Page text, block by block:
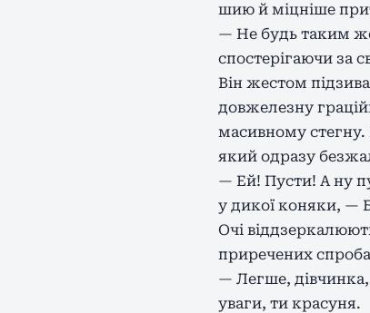
шию й міцніше
— Не будь таким
спостерігаючи за
Він жестом
довжелезну
масивному стегну.
який одразу
— Ей! Пусти! А ну
у дикої коняки, —
Очі
приречених
— Легше,
уваги, ти красуня.